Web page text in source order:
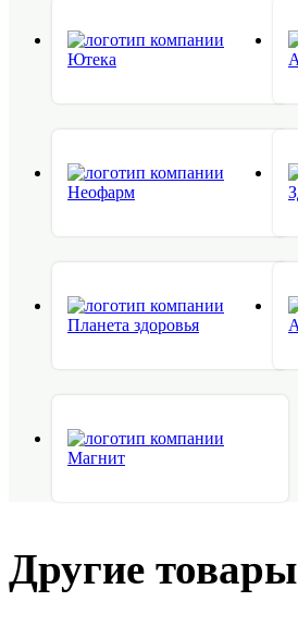
Другие товары